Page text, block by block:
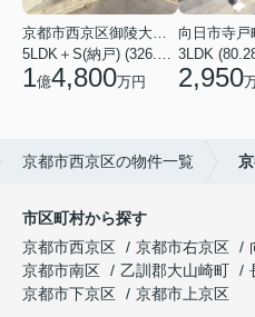
1億4,800万円
向日市寺戸
3LDK
2,950
京都市西京区の物件一覧
市区町村から探す
京都市西京区
京都市右京区
京都市南区
乙訓郡大山崎町
京都市下京区
京都市上京区